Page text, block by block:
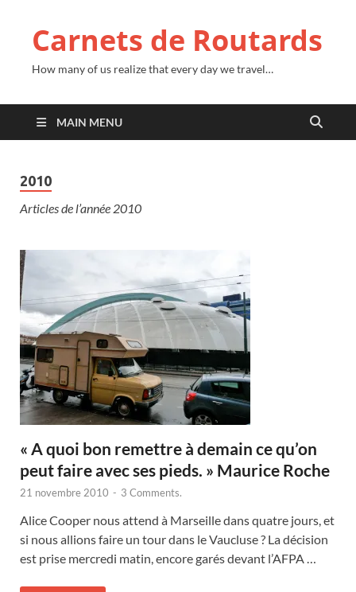
Carnets de Routards
How many of us realize that every day we travel…
MAIN MENU
2010
Articles de l’année 2010
« A quoi bon remettre à demain ce qu’on
peut faire avec ses pieds. » Maurice Roche
21 novembre 2010 - 3 Comments.
Alice Cooper nous attend à Marseille dans quatre jours, et
si nous allions faire un tour dans le Vaucluse ? La décision
est prise mercredi matin, encore garés devant l’AFPA …